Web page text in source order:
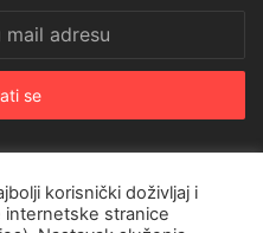
|CroRing Magazin
korisnički doživljaj i
stranice